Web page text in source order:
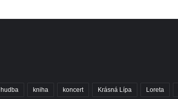
hudba kniha koncert Krásná Lípa Loreta